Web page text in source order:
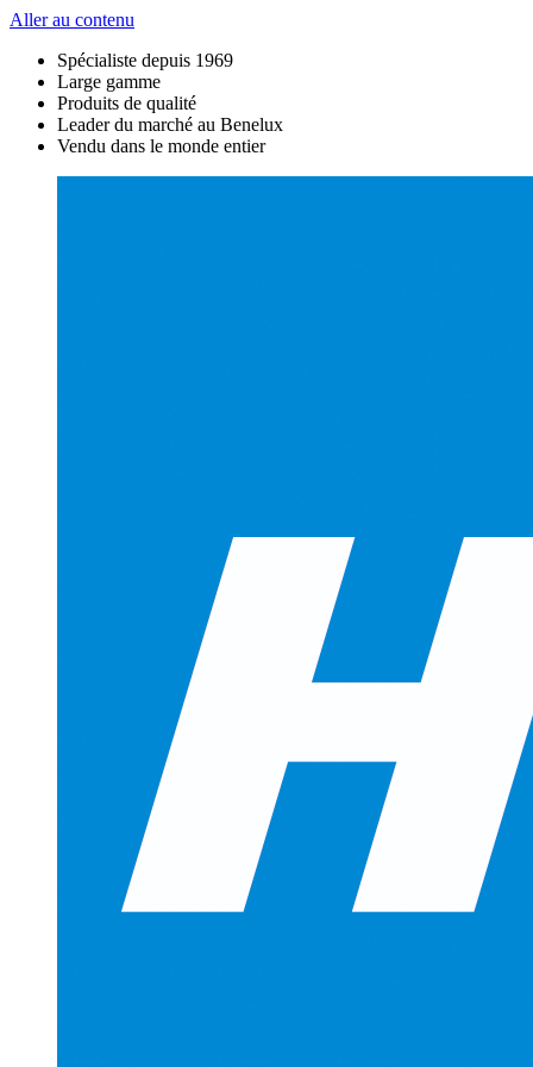
Aller au contenu
Spécialiste depuis 1969
Large gamme
Produits de qualité
Leader du marché au Benelux
Vendu dans le monde entier